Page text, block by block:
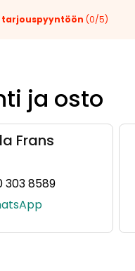
tarjouspyyntöön (0/5)
ja osto
Frans
303 8589